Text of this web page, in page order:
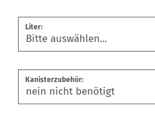
Liter:
Kanisterzubehör: